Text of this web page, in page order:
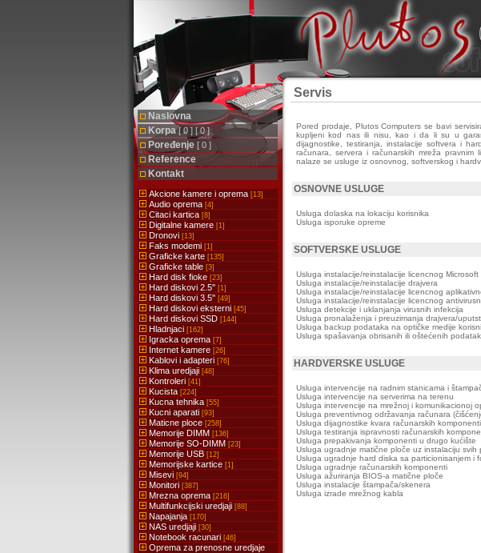
Naslovna
Korpa[ 0 ] [ 0 ]
Poređenje [ 0 ]
Reference
Kontakt
Akcione kamere i oprema [13]
Audio oprema [4]
Citaci kartica [8]
Digitalne kamere [1]
Dronovi [13]
Faks modemi [1]
Graficke karte [135]
Graficke table [3]
Hard disk fioke [23]
Hard diskovi 2.5'' [1]
Hard diskovi 3.5'' [49]
Hard diskovi eksterni [45]
Hard diskovi SSD [144]
Hladnjaci [162]
Igracka oprema [7]
Internet kamere [26]
Kablovi i adapteri [76]
Klima uredjaji [48]
Kontroleri [41]
Kucista [224]
Kucna tehnika [55]
Kucni aparati [93]
Maticne ploce [258]
Memorije DIMM [136]
Memorije SO-DIMM [23]
Memorije USB [12]
Memorijske kartice [1]
Misevi [94]
Monitori [387]
Mrezna oprema [216]
Multifunkcijski uredjaji [88]
Napajanja [170]
NAS uredjaji [30]
Notebook racunari [46]
Oprema za prenosne uredjaje
Servis
Pored prodaje, Plutos Computers se bavi
kupljeni kod nas ili nisu, kao i da li su u
dijagnostike, testiranja, instalacije softvera i
računara, servera i računarskih mreža
nalaze se usluge iz osnovnog, softverskog i
OSNOVNE USLUGE
Usluga dolaska na lokaciju korisnika
Usluga isporuke opreme
SOFTVERSKE USLUGE
Usluga instalacije/reinstalacije licencnog
Usluga instalacije/reinstalacije drajvera
Usluga instalacije/reinstalacije licencnog
Usluga instalacije/reinstalacije licencnog
Usluga detekcije i uklanjanja virusnih infekcija
Usluga pronalaženja i preuzimanja drajvera/
Usluga backup podataka na optičke medije
Usluga spašavanja obrisanih ili oštećenih
HARDVERSKE USLUGE
Usluga intervencije na radnim stanicama i
Usluga intervencije na serverima na terenu
Usluga intervencije na mrežnoj i komunikacionoj
Usluga preventivnog održavanja računara
Usluga dijagnostike kvara računarskih komponenti
Usluga testiranja ispravnosti računarskih
Usluga prepakivanja komponenti u drugo kućište
Usluga ugradnje matične ploče uz instalaciju svih
Usluga ugradnje hard diska sa particionisanjem i
Usluga ugradnje računarskih komponenti
Usluga ažuriranja BIOS-a matične ploče
Usluga instalacije štampača/skenera
Usluga izrade mrežnog kabla